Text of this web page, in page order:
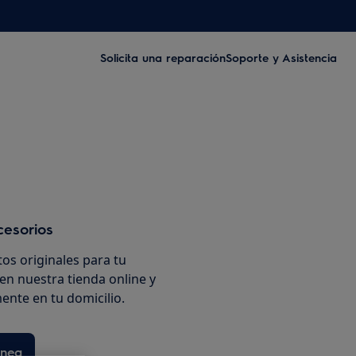
Solicita una reparaciónSoporte y Asistencia
originales para tu
nuestra tienda online y
en tu domicilio.